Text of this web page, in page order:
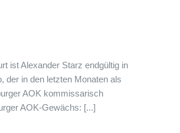
ist Alexander Starz endgültig in
der in den letzten Monaten als
AOK kommissarisch
AOK-Gewächs: [...]